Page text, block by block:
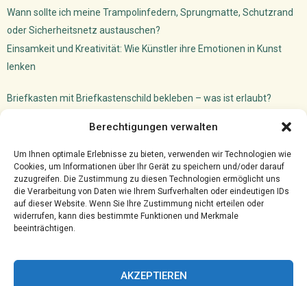
Berechtigungen verwalten
Um Ihnen optimale Erlebnisse zu bieten, verwenden wir Technologien wie
Cookies, um Informationen über Ihr Gerät zu speichern und/oder darauf
zuzugreifen. Die Zustimmung zu diesen Technologien ermöglicht uns
die Verarbeitung von Daten wie Ihrem Surfverhalten oder eindeutigen IDs
auf dieser Website. Wenn Sie Ihre Zustimmung nicht erteilen oder
widerrufen, kann dies bestimmte Funktionen und Merkmale
beeinträchtigen.
AKZEPTIEREN
Wann sollte ich meine Trampolinfedern, Sprungmatte, Schutzrand
oder Sicherheitsnetz austauschen?
Einsamkeit und Kreativität: Wie Künstler ihre Emotionen in Kunst
lenken
Briefkasten mit Briefkastenschild bekleben – was ist erlaubt?
Ghostwriter für VWL: akademischer Schreibservice